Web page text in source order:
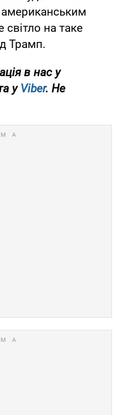
на таке
Трамп.
в нас у
уViber. Не